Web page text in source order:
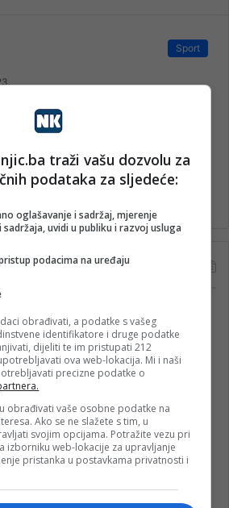
Sport
Druge lige jug: FK Klis
lige grupa Jug, ponovo efikasni strijelci,
21. oktobra odigrane su dvije…
gradi BiH-Jovan Divjak“
je u posljednje 22 godine imao
Februara 2023.
Igmana iznenadili
cvijećem i besplatnim
na utakmicu
Marta 2025.
“Budi mi prijatelj” –
centra!
traži vašu dozvolu za
podataka za sljedeće:
oglašavanje i sadržaj, mjerenje
sadržaja, uvidi u publiku i razvoj usluga
podacima na uređaju
obrađivati, a podatke s vašeg
identifikatore i druge podatke
dijeliti te im pristupati 212
ova web-lokacija. Mi i naši
precizne podatke o
obrađivati vaše osobne podatke na
Ako se ne slažete s tim, u
svojim opcijama. Potražite vezu pri
izborniku web-lokacije za upravljanje
pristanka u postavkama privatnosti i